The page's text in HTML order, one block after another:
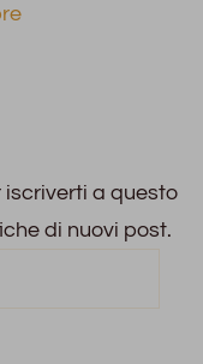
iscriverti a questo
di nuovi post.